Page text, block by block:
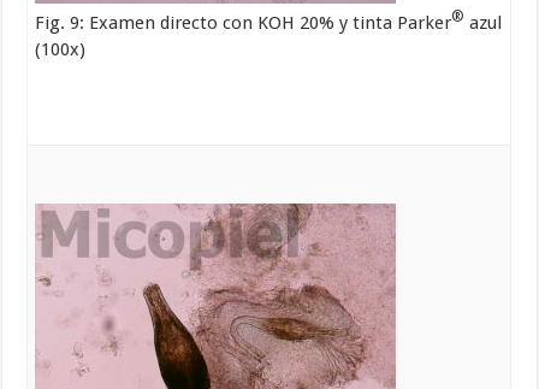
Fig. 9: Examen directo con KOH 20% y tinta Parker® azul
(100x)